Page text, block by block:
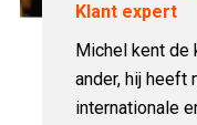
Klant expert
Michel kent de
ander, hij heeft
internationale